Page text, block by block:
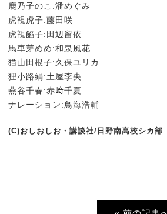
鹿乃子のこ:潘めぐみ
虎視虎子:藤田咲
虎視餡子:田辺留依
馬車芽めめ:和泉風花
猫山田根子:久保ユリカ
狸小路絹:土屋李央
燕谷千春:赤﨑千夏
ナレーション:鳥海浩輔
(C)おしおしお・講談社/日野南高校シカ部